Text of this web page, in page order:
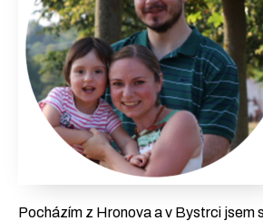
Pocházím z Hronova a v Bystrci jsem